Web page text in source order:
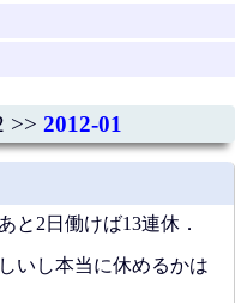
>> 2012-01
と2日働けば13連休．
いし本当に休めるかは